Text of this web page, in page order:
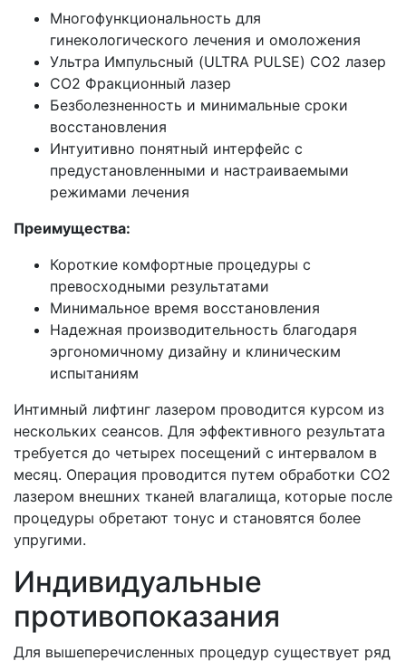
Многофункциональность для
гинекологического лечения и омоложения
Ультра Импульсный (ULTRA PULSE) CO2 лазер
CO2 Фракционный лазер
Безболезненность и минимальные сроки
восстановления
Интуитивно понятный интерфейс с
предустановленными и настраиваемыми
режимами лечения
Преимущества:
Короткие комфортные процедуры с
превосходными результатами
Минимальное время восстановления
Надежная производительность благодаря
эргономичному дизайну и клиническим
испытаниям
Интимный лифтинг лазером проводится курсом из
нескольких сеансов. Для эффективного результата
требуется до четырех посещений с интервалом в
месяц. Операция проводится путем обработки СO2
лазером внешних тканей влагалища, которые после
процедуры обретают тонус и становятся более
упругими.
Индивидуальные
противопоказания
Для вышеперечисленных процедур существует ряд